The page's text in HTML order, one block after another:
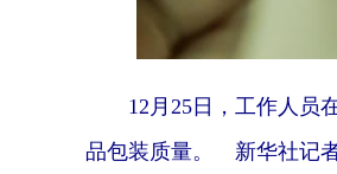
12月25日，工作人员
品包装质量。 新华社记